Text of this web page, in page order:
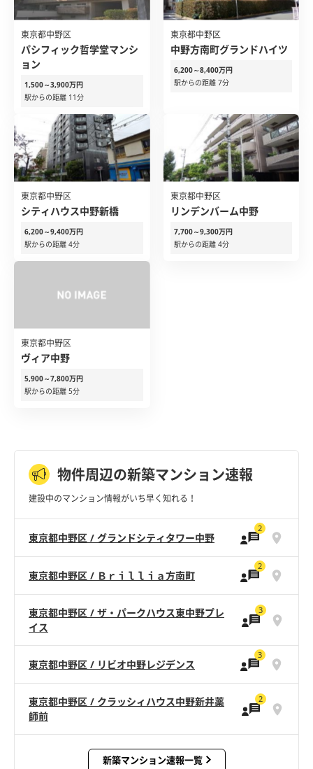
東京都中野区
パシフィック哲学堂マンシ
ョン
1,500～3,900万円
駅からの距離 11分
東京都中野区
中野方南町グランドハイツ
6,200～8,400万円
駅からの距離 7分
東京都中野区
シティハウス中野新橋
6,200～9,400万円
駅からの距離 4分
東京都中野区
リンデンバーム中野
7,700～9,300万円
駅からの距離 4分
東京都中野区
ヴィア中野
5,900～7,800万円
駅からの距離 5分
物件周辺の新築マンション速報
建設中のマンション情報がいち早く知れる！
東京都中野区 / グランドシティタワー中野
2
東京都中野区 / Ｂｒｉｌｌｉａ方南町
2
東京都中野区 / ザ・パークハウス東中野プレ
イス
3
東京都中野区 / リビオ中野レジデンス
3
東京都中野区 / クラッシィハウス中野新井薬
師前
2
新築マンション速報一覧